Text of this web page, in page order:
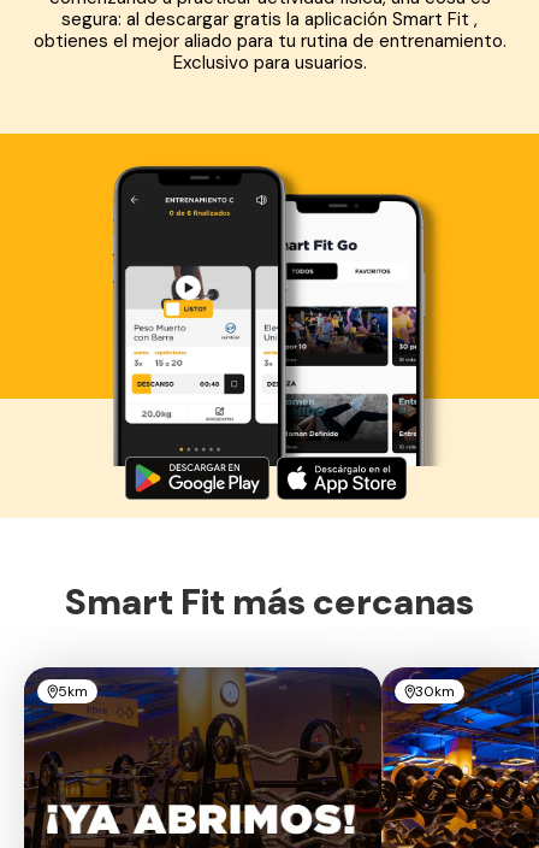
segura: al descargar gratis la aplicación Smart Fit ,
obtienes el mejor aliado para tu rutina de entrenamiento.
Exclusivo para usuarios.
Descarga ahora lo Smart Fit App
Smart Fit más cercanas
5km 30km